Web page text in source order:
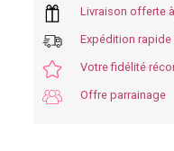
Livraison offerte
Expédition
Votre fidélité
Offre parrainage